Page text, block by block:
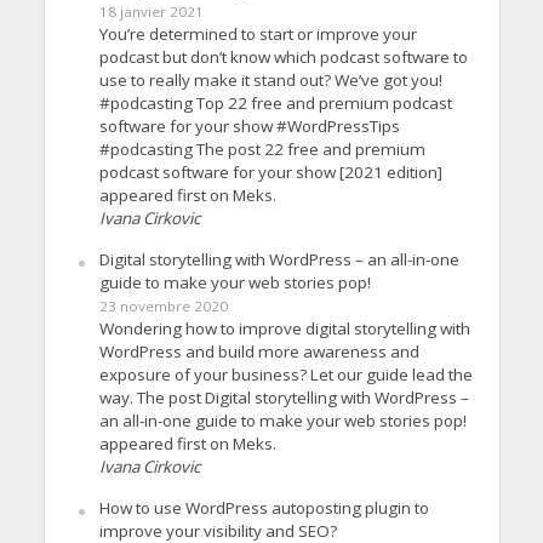
18 janvier 2021
You’re determined to start or improve your
podcast but don’t know which podcast software to
use to really make it stand out? We’ve got you!
#podcasting Top 22 free and premium podcast
software for your show #WordPressTips
#podcasting The post 22 free and premium
podcast software for your show [2021 edition]
appeared first on Meks.
Ivana Cirkovic
Digital storytelling with WordPress – an all-in-one
guide to make your web stories pop!
23 novembre 2020
Wondering how to improve digital storytelling with
WordPress and build more awareness and
exposure of your business? Let our guide lead the
way. The post Digital storytelling with WordPress –
an all-in-one guide to make your web stories pop!
appeared first on Meks.
Ivana Cirkovic
How to use WordPress autoposting plugin to
improve your visibility and SEO?